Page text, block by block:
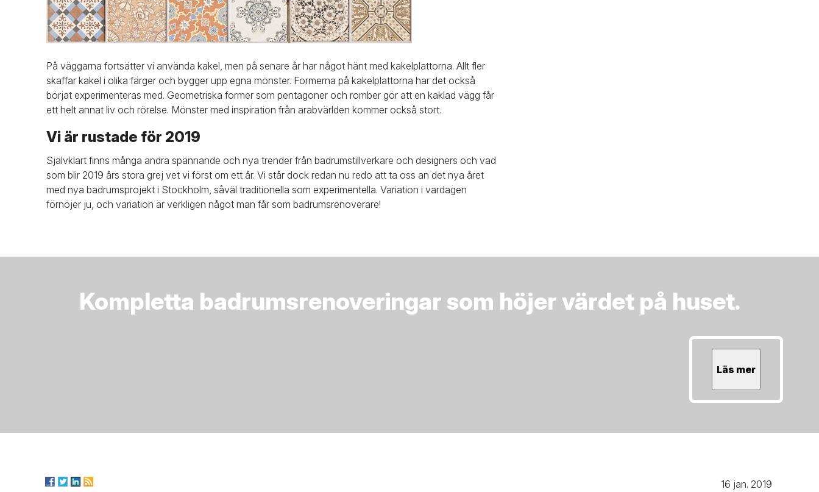
På väggarna fortsätter vi använda kakel, men på senare år har något hänt med kakelplattorna. Allt fler
skaffar kakel i olika färger och bygger upp egna mönster. Formerna på kakelplattorna har det också
börjat experimenteras med. Geometriska former som pentagoner och romber gör att en kaklad vägg får
ett helt annat liv och rörelse. Mönster med inspiration från arabvärlden kommer också stort.
Vi är rustade för 2019
Självklart finns många andra spännande och nya trender från badrumstillverkare och designers och vad
som blir 2019 års stora grej vet vi först om ett år. Vi står dock redan nu redo att ta oss an det nya året
med nya badrumsprojekt i Stockholm, såväl traditionella som experimentella. Variation i vardagen
förnöjer ju, och variation är verkligen något man får som badrumsrenoverare!
Kompletta badrumsrenoveringar som höjer värdet på huset.
Läs mer
16 jan. 2019